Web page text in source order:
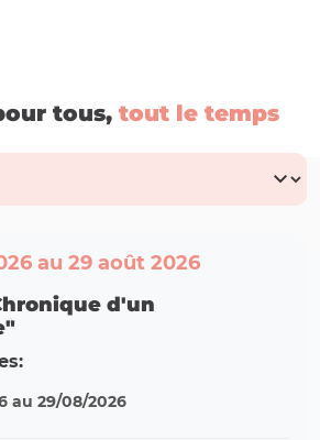
tous, tout le temps
au 29 août 2026
d'un
au 29/08/2026